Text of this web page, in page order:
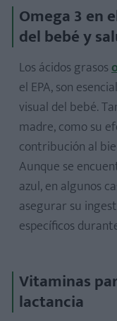
Omega 3 en
del bebé y
Los ácidos grasos
el EPA, son
visual del bebé.
madre, como su
contribución al
Aunque se
azul, en algunos
asegurar su
específicos
Vitaminas
lactancia